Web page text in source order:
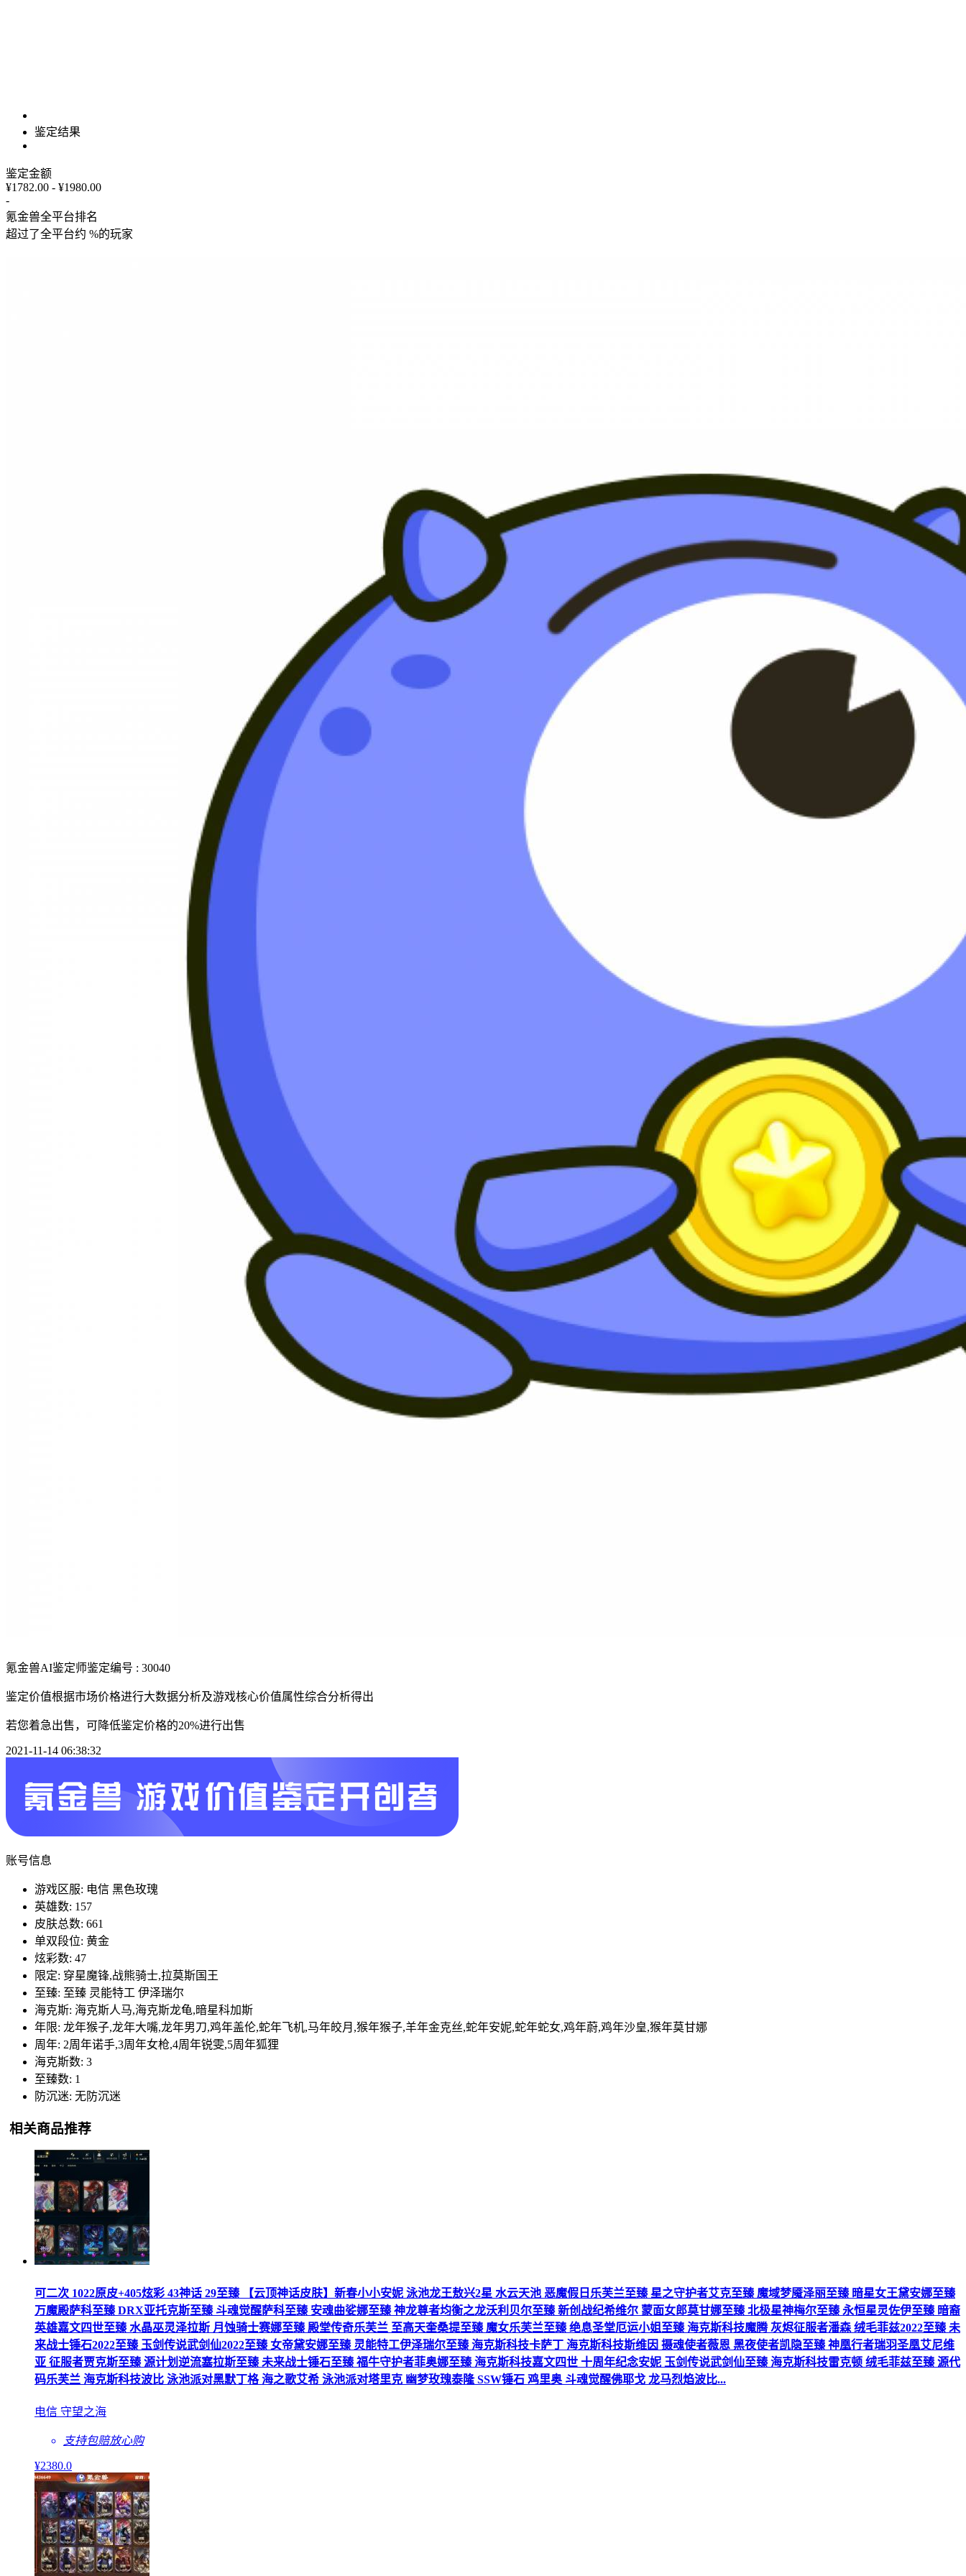
鉴定结果
鉴定金额
¥1782.00 - ¥1980.00
-
氪金兽全平台排名
超过了全平台约 %的玩家
氪金兽AI鉴定师鉴定编号 : 30040
鉴定价值根据市场价格进行大数据分析及游戏核心价值属性综合分析得出
若您着急出售，可降低鉴定价格的20%进行出售
2021-11-14 06:38:32
账号信息
游戏区服: 电信 黑色玫瑰
英雄数: 157
皮肤总数: 661
单双段位: 黄金
炫彩数: 47
限定: 穿星魔锋,战熊骑士,拉莫斯国王
至臻: 至臻 灵能特工 伊泽瑞尔
海克斯: 海克斯人马,海克斯龙龟,暗星科加斯
年限: 龙年猴子,龙年大嘴,龙年男刀,鸡年盖伦,蛇年飞机,马年皎月,猴年猴子,羊年金克丝,蛇年安妮,蛇年蛇女,鸡年蔚,鸡年沙皇,猴年莫甘娜
周年: 2周年诺手,3周年女枪,4周年锐雯,5周年狐狸
海克斯数: 3
至臻数: 1
防沉迷: 无防沉迷
相关商品推荐
可二次 1022原皮+405炫彩 43神话 29至臻 【云顶神话皮肤】新春小小安妮 泳池龙王敖兴2星 水云天池 恶魔假日乐芙兰至臻 星之守护者艾克至臻 魔域梦魇泽丽至臻 暗星女王黛安娜至臻
万魔殿萨科至臻 DRX亚托克斯至臻 斗魂觉醒萨科至臻 安魂曲娑娜至臻 神龙尊者均衡之龙沃利贝尔至臻 新创战纪希维尔 蒙面女郎莫甘娜至臻 北极星神梅尔至臻 永恒星灵佐伊至臻 暗裔
英雄嘉文四世至臻 水晶巫灵泽拉斯 月蚀骑士赛娜至臻 殿堂传奇乐芙兰 至高天奎桑提至臻 魔女乐芙兰至臻 绝息圣堂厄运小姐至臻 海克斯科技魔腾 灰烬征服者潘森 绒毛菲兹2022至臻 未
来战士锤石2022至臻 玉剑传说武剑仙2022至臻 女帝黛安娜至臻 灵能特工伊泽瑞尔至臻 海克斯科技卡萨丁 海克斯科技斯维因 摄魂使者薇恩 黑夜使者凯隐至臻 神凰行者瑞羽圣凰艾尼维
亚 征服者贾克斯至臻 源计划逆流塞拉斯至臻 未来战士锤石至臻 福牛守护者菲奥娜至臻 海克斯科技嘉文四世 十周年纪念安妮 玉剑传说武剑仙至臻 海克斯科技雷克顿 绒毛菲兹至臻 源代
码乐芙兰 海克斯科技波比 泳池派对黑默丁格 海之歌艾希 泳池派对塔里克 幽梦玫瑰泰隆 SSW锤石 鸡里奥 斗魂觉醒佛耶戈 龙马烈焰波比...
电信 守望之海
支持包赔放心购
¥2380.0